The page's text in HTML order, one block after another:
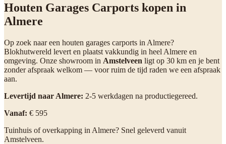
Houten Garages Carports kopen in
Almere
Op zoek naar een houten garages carports in Almere?
Blokhutwereld levert en plaatst vakkundig in heel Almere en
omgeving. Onze showroom in Amstelveen ligt op 30 km en je bent
zonder afspraak welkom — voor ruim de tijd raden we een afspraak
aan.
Levertijd naar Almere: 2-5 werkdagen na productiegereed.
Vanaf: € 595
Tuinhuis of overkapping in Almere? Snel geleverd vanuit
Amstelveen.